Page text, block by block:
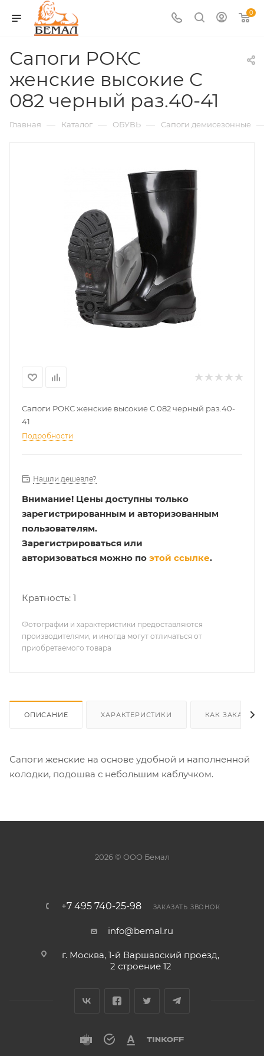
0
Сапоги РОКС
женские высокие С
082 черный раз.40-41
Главная — Каталог — ОБУВЬ — Сапоги демисезонные
Сапоги РОКС женские высокие С 082 черный раз.40-
41
Подробности
Нашли дешевле?
Внимание! Цены доступны только
зарегистрированным и авторизованным
пользователям.
Зарегистрироваться или
авторизоваться можно по этой ссылке.
Кратность: 1
Фотографии и характеристики предоставляются
производителями, и иногда могут отличаться от
приобретаемого товара
ОПИСАНИЕ ХАРАКТЕРИСТИКИ КАК ЗАКАЗАТЬ
Сапоги женские на основе удобной и наполненной
колодки, подошва с небольшим каблучком.
2026 © ООО Бемал
+7 495 740-25-98 ЗАКАЗАТЬ ЗВОНОК
info@bemal.ru
г. Москва, 1-й Варшавский проезд,
2 строение 12